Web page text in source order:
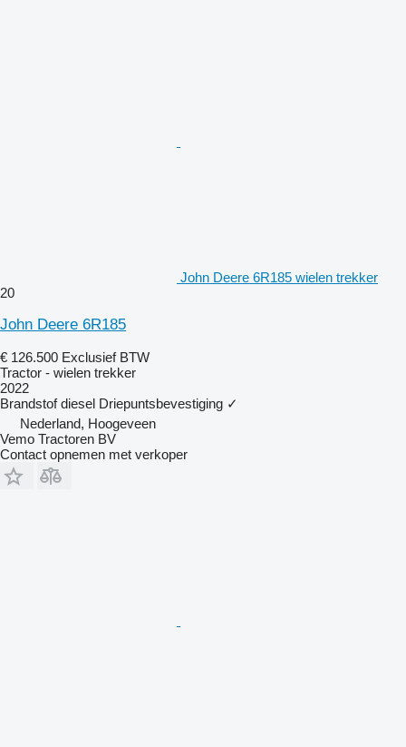
John Deere 6R185 wielen trekker
20
John Deere 6R185
€ 126.500 Exclusief BTW
Tractor - wielen trekker
2022
Brandstof diesel Driepuntsbevestiging ✓
Nederland, Hoogeveen
Vemo Tractoren BV
Contact opnemen met verkoper